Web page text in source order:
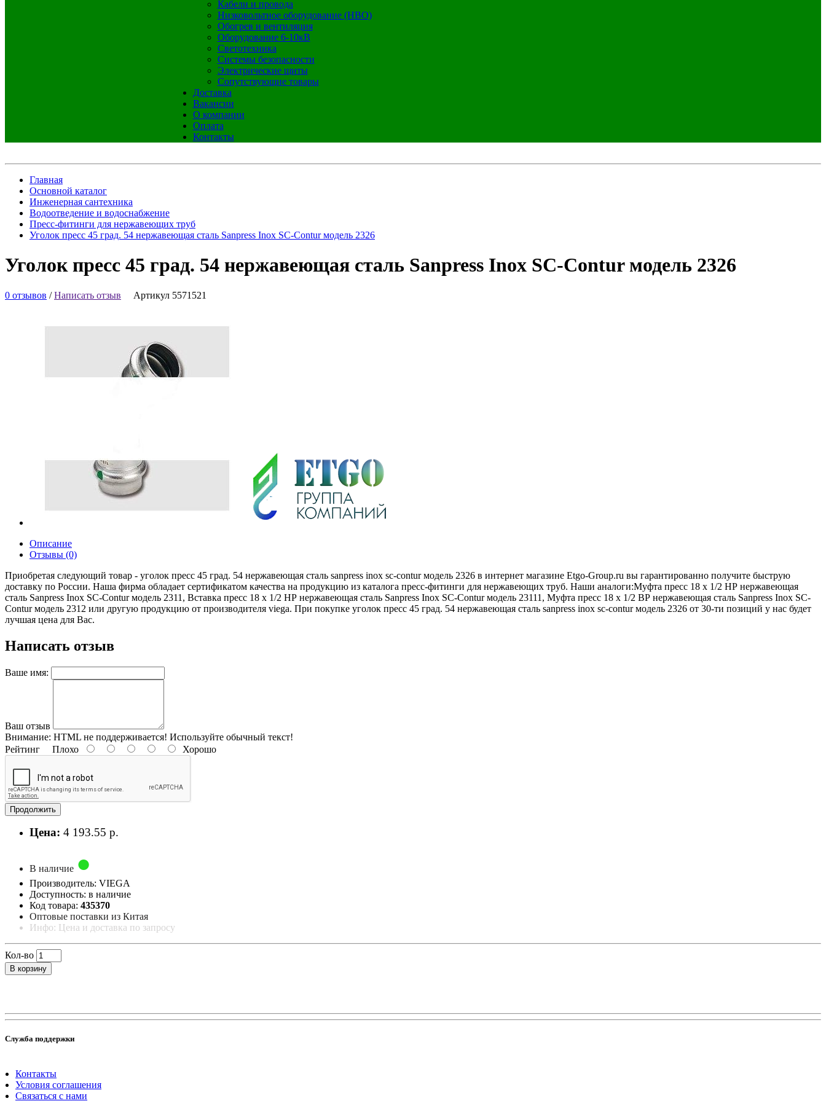
Кабели и провода
Низковольтное оборудование (НВО)
Обогрев и вентиляция
Оборудование 6-10кВ
Светотехника
Системы безопасности
Электрические щиты
Сопутствующие товары
Доставка
Вакансии
О компании
Оплата
Контакты
Главная
Основной каталог
Инженерная сантехника
Водоотведение и водоснабжение
Пресс-фитинги для нержавеющих труб
Уголок пресс 45 град. 54 нержавеющая сталь Sanpress Inox SC-Contur модель 2326
Уголок пресс 45 град. 54 нержавеющая сталь Sanpress Inox SC-Contur модель 2326
0 отзывов /Написать отзыв Артикул 5571521
Описание
Отзывы (0)
Приобретая следующий товар - уголок пресс 45 град. 54 нержавеющая сталь sanpress inox sc-contur модель 2326 в интернет магазине Etgo-Group.ru вы гарантированно получите быструю
доставку по России. Наша фирма обладает сертификатом качества на продукцию из каталога пресс-фитинги для нержавеющих труб. Наши аналоги:Муфта пресс 18 х 1/2 НР нержавеющая
сталь Sanpress Inox SC-Contur модель 2311, Вставка пресс 18 х 1/2 НР нержавеющая сталь Sanpress Inox SC-Contur модель 23111, Муфта пресс 18 х 1/2 ВР нержавеющая сталь Sanpress Inox SC-
Contur модель 2312 или другую продукцию от производителя viega. При покупке уголок пресс 45 град. 54 нержавеющая сталь sanpress inox sc-contur модель 2326 от 30-ти позиций у нас будет
лучшая цена для Вас.
Написать отзыв
Ваше имя:
Ваш отзыв
Внимание: HTML не поддерживается! Используйте обычный текст!
Рейтинг Плохо Хорошо
Продолжить
Цена: 4 193.55 р.
В наличие
Производитель: VIEGA
Доступность: в наличие
Код товара: 435370
Оптовые поставки из Китая
Инфо: Цена и доставка по запросу
Кол-во
В корзину
Служба поддержки
Контакты
Условия соглашения
Связаться с нами